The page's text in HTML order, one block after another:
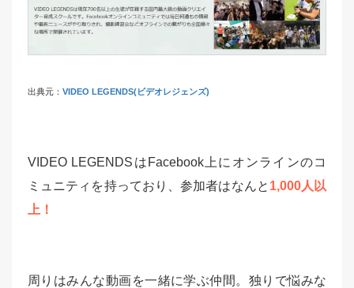
出典元： VIDEO LEGENDS(ビデオレジェンズ)
VIDEO LEGENDSはFacebook上にオンラインのコ
ミュニティを持っており、参加者はなんと 1,000人以
上！
周りはみんな動画を一緒に学ぶ仲間。独りで悩みな